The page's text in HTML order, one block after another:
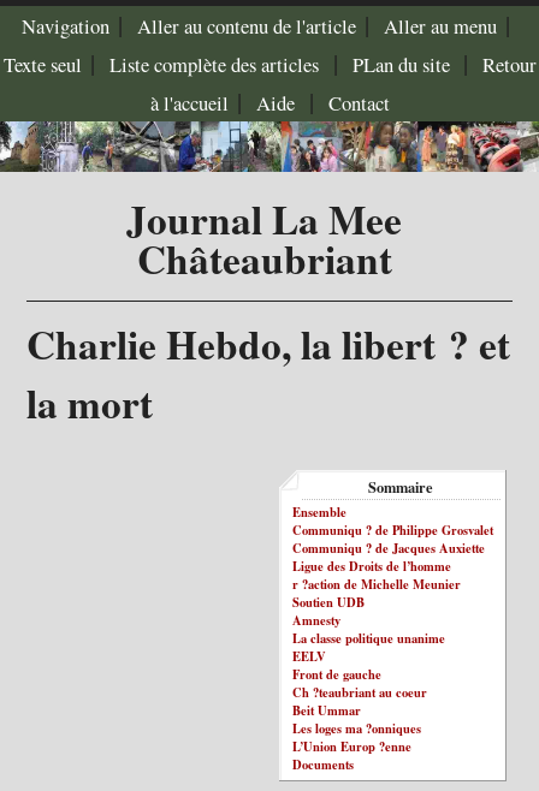
Navigation| Aller au contenu de l'article| Aller au menu|
Texte seul | Liste complète des articles| PLan du site | Retour
à l'accueil | Aide| Contact
Journal La Mee
Châteaubriant
Charlie Hebdo, la libert ? et
la mort
Sommaire
Ensemble
Communiqu ? de Philippe Grosvalet
Communiqu ? de Jacques Auxiette
Ligue des Droits de l’homme
r ?action de Michelle Meunier
Soutien UDB
Amnesty
La classe politique unanime
EELV
Front de gauche
Ch ?teaubriant au coeur
Beit Ummar
Les loges ma ?onniques
L’Union Europ ?enne
Documents